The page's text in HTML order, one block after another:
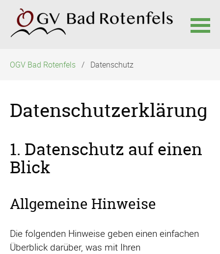
überspringen
OGV Bad Rotenfels Datenschutz
Datenschutzerklärung
1. Datenschutz auf einen
Blick
Allgemeine Hinweise
Die folgenden Hinweise geben einen einfachen
Überblick darüber, was mit Ihren